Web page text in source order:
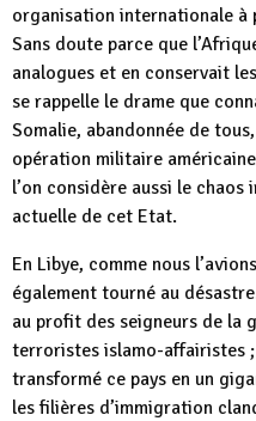
organisation internationale à
Sans doute parce que
analogues et en conservait
se rappelle le drame que
Somalie, abandonnée de
opération militaire
l’on considère aussi le
actuelle de cet Etat.
En Libye, comme nous
également tourné au
au profit des seigneurs de la
terroristes islamo-affairistes
transformé ce pays en un
les filières d’immigration